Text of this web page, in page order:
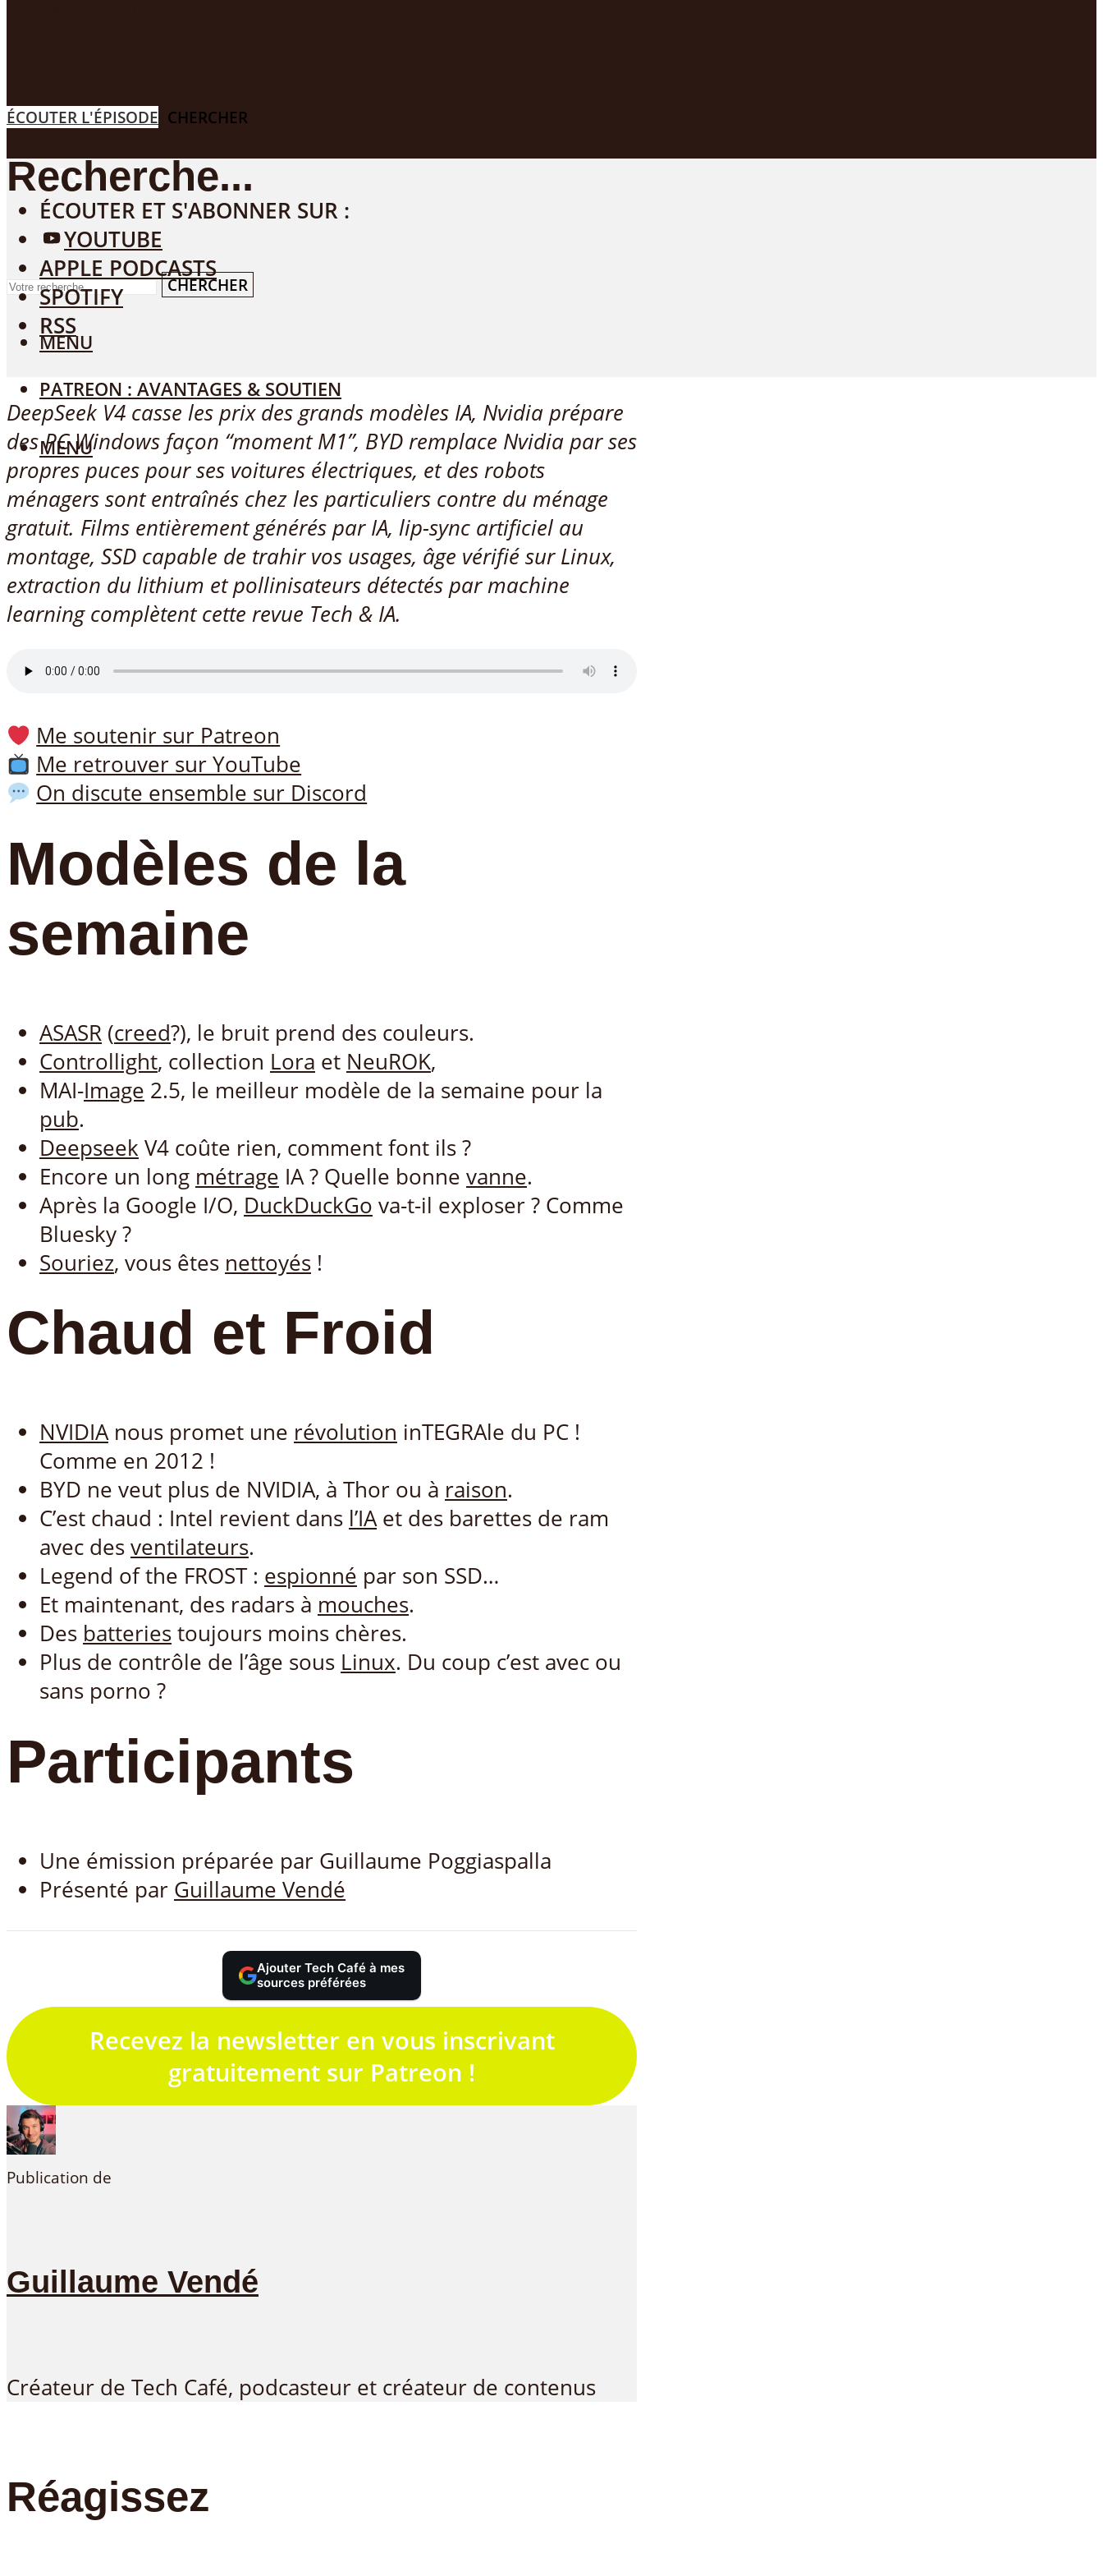
CHERCHER
MENU
Recherche...
CHERCHER
MENU
PATREON : AVANTAGES & SOUTIEN
MENU
ÉCOUTER L'ÉPISODE
ÉCOUTER ET S'ABONNER SUR :
YOUTUBE
APPLE PODCASTS
SPOTIFY
RSS
DeepSeek V4 casse les prix des grands modèles IA, Nvidia prépare
des PC Windows façon “moment M1”, BYD remplace Nvidia par ses
propres puces pour ses voitures électriques, et des robots
ménagers sont entraînés chez les particuliers contre du ménage
gratuit. Films entièrement générés par IA, lip-sync artificiel au
montage, SSD capable de trahir vos usages, âge vérifié sur Linux,
extraction du lithium et pollinisateurs détectés par machine
learning complètent cette revue Tech & IA.
Me soutenir sur Patreon
Me retrouver sur YouTube
On discute ensemble sur Discord
Modèles de la
semaine
ASASR (creed?), le bruit prend des couleurs.
Controllight, collection Lora et NeuROK,
MAI-Image 2.5, le meilleur modèle de la semaine pour la
pub.
Deepseek V4 coûte rien, comment font ils ?
Encore un long métrage IA ? Quelle bonne vanne.
Après la Google I/O, DuckDuckGo va-t-il exploser ? Comme
Bluesky ?
Souriez, vous êtes nettoyés !
Chaud et Froid
NVIDIAnous promet une révolution inTEGRAle du PC !
Comme en 2012 !
BYD ne veut plus de NVIDIA, à Thor ou à raison.
C’est chaud : Intel revient dans l’IAet des barettes de ram
avec des ventilateurs.
Legend of the FROST : espionné par son SSD…
Et maintenant, des radars à mouches.
Des batteries toujours moins chères.
Plus de contrôle de l’âge sous Linux. Du coup c’est avec ou
sans porno ?
Participants
Une émission préparée par Guillaume Poggiaspalla
Présenté par Guillaume Vendé
Ajouter Tech Café à mes
sources préférées
Recevez la newsletter en vous inscrivant
gratuitement sur Patreon !
Publication de
Guillaume Vendé
Créateur de Tech Café, podcasteur et créateur de contenus
Réagissez